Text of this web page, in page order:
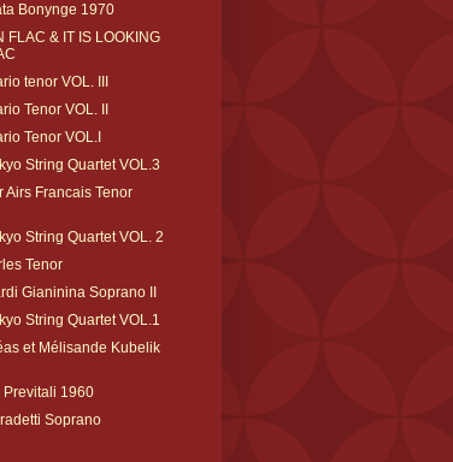
Bonynge 1970
FLAC & IT IS LOOKING
tenor VOL. III
Tenor VOL. II
Tenor VOL.I
String Quartet VOL.3
Airs Francais Tenor
String Quartet VOL. 2
Tenor
Gianinina Soprano II
String Quartet VOL.1
et Mélisande Kubelik
Previtali 1960
Soprano